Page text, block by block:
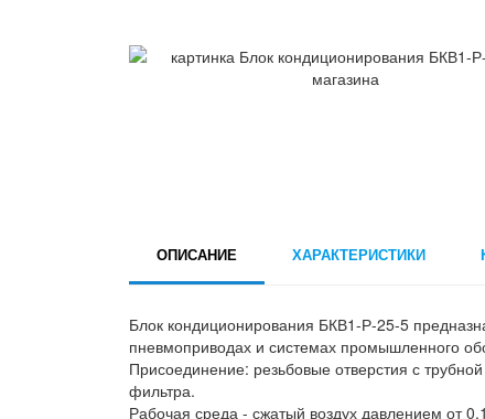
ОПИСАНИЕ ХАРАКТЕРИСТИКИ
Блок кондиционирования БКВ1-Р-25-5
пневмоприводах и системах промышленного
Присоединение: резьбовые отверстия с
фильтра.
Рабочая среда - сжатый воздух давлением от